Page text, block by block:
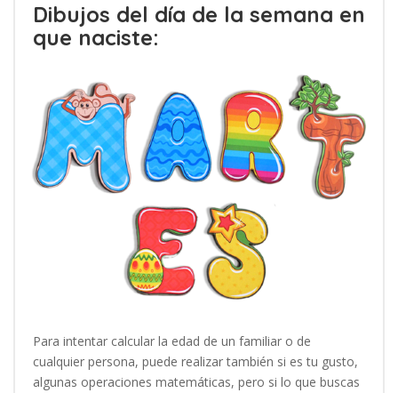
Dibujos del día de la semana en
que naciste:
Para intentar calcular la edad de un familiar o de
cualquier persona, puede realizar también si es tu gusto,
algunas operaciones matemáticas, pero si lo que buscas